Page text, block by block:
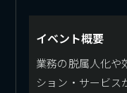
イベント概要
業務の脱属人化や
ション・サービス